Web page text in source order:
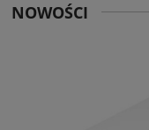
NOWOŚCI